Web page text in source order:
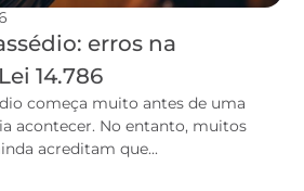
erros na
14.786
começa muito antes de uma
acontecer. No entanto, muitos
acreditam que...